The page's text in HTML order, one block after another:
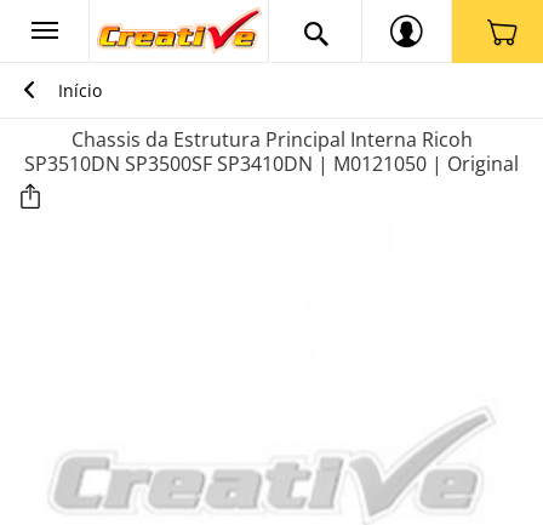
Início
Chassis da Estrutura Principal Interna Ricoh
SP3510DN SP3500SF SP3410DN | M0121050 | Original